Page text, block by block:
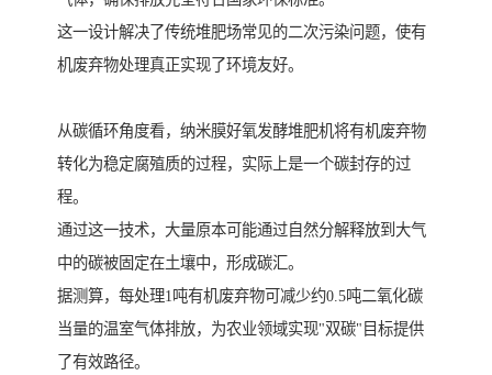
这一设计解决了传统堆肥场常见的二次污染问题，使有
机废弃物处理真正实现了环境友好。
从碳循环角度看，纳米膜好氧发酵堆肥机将有机废弃物
转化为稳定腐殖质的过程，实际上是一个碳封存的过
程。
通过这一技术，大量原本可能通过自然分解释放到大气
中的碳被固定在土壤中，形成碳汇。
据测算，每处理1吨有机废弃物可减少约0.5吨二氧化碳
当量的温室气体排放，为农业领域实现"双碳"目标提供
了有效路径。